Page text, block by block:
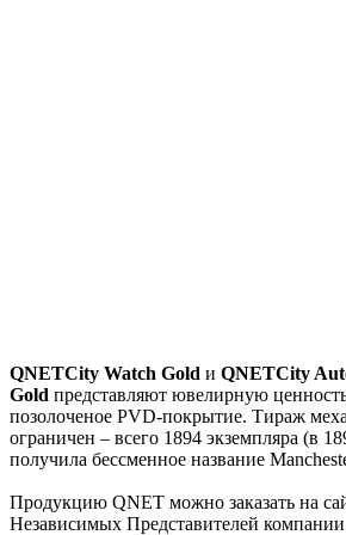
QNETCity Watch Gold и QNETCity
Gold представляют ювелирную
позолоченое PVD-покрытие. Тираж
ограничен – всего 1894 экземпляра (в
получила бессменное название
Продукцию QNET можно заказать на
Независимых Представителей